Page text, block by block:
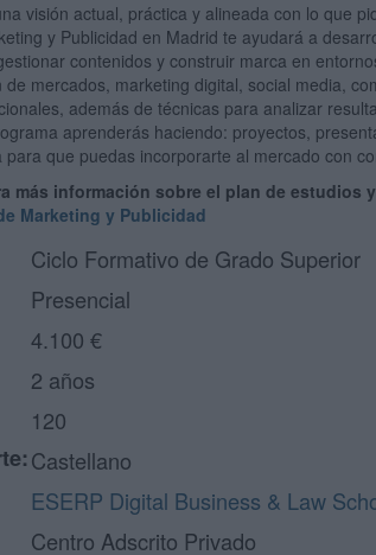
visión actual, práctica y alineada con lo que
y Publicidad en Madrid te ayudará a
contenidos y construir marca en
mercados, marketing digital, social media,
además de técnicas para analizar
aprenderás haciendo: proyectos,
que puedas incorporarte al mercado con
más información sobre el plan de estudios
Marketing y Publicidad
Ciclo Formativo de Grado Superior
Presencial
4.100 €
2 años
120
Castellano
ESERP Digital Business & Law
Centro Adscrito Privado